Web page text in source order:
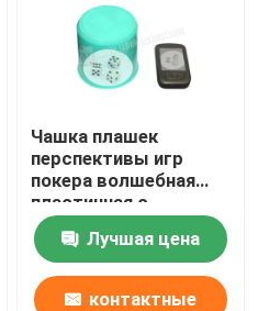
Чашка плашек
перспективы игр
покера волшебная
пластичная с
плашками казино
волшебными
Лучшая цена
контактные